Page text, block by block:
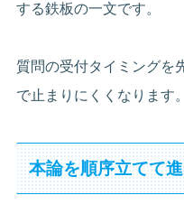
する鉄板の一文です。
質問の受付タイミングを
で止まりにくくなります。
本論を順序立てて